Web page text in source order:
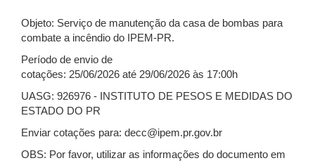
Objeto: Serviço de manutenção da casa de bombas para
combate a incêndio do IPEM-PR.
Período de envio de
cotações: 25/06/2026 até 29/06/2026 às 17:00h
UASG: 926976 - INSTITUTO DE PESOS E MEDIDAS DO
ESTADO DO PR
Enviar cotações para: decc@ipem.pr.gov.br
OBS: Por favor, utilizar as informações do documento em